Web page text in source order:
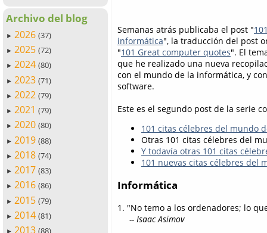
Archivo del blog
► 2026 (37)
► 2025 (72)
► 2024 (80)
► 2023 (71)
► 2022 (79)
► 2021 (79)
► 2020 (80)
► 2019 (88)
► 2018 (74)
► 2017 (83)
► 2016 (86)
► 2015 (79)
► 2014 (81)
► 2013 (88)
Semanas atrás publicaba el post "
informática", la traducción del post
"101 Great computer quotes". El
que he realizado una nueva
con el mundo de la informática, y
software.
Este es el segundo post de la serie
101 citas célebres del mundo
Otras 101 citas célebres del
Y todavía otras 101 citas
101 nuevas citas célebres del
Informática
1. "No temo a los ordenadores; lo
-- Isaac Asimov